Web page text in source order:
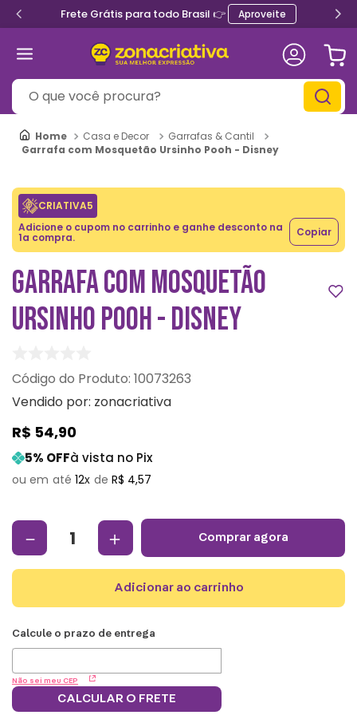
Frete Grátis para todo Brasil 👉 Aproveite
O que você procura?
Casa e Decor
Garrafas & Cantil
Garrafa com Mosquetão Ursinho Pooh - Disney
CRIATIVA5
Adicione o cupom no carrinho e ganhe desconto na
1a compra. Copiar
GARRAFA COM MOSQUETÃO
URSINHO POOH - DISNEY
: 10073263
Vendido por: zonacriativa
R$ 54,90
5% OFFà vista no Pix
12 R$ 4,57
＋
－ comprar agora
adicionar ao carrinho
Não sei meu CEP
CALCULAR O FRETE